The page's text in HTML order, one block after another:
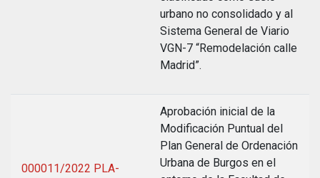
urbano no consolidado y al
Sistema General de Viario
VGN-7 “Remodelación calle
Madrid”.
000011/2022 PLA-
Aprobación inicial de la
Modificación Puntual del
Plan General de Ordenación
Urbana de Burgos en el